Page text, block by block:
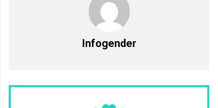
Infogender